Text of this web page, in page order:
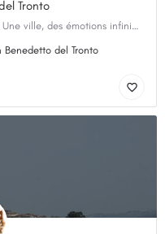
Tronto
Entre mer, colline et villages du Piceno Une ville, des émotions infinies. Véritable perle de…
Benedetto del Tronto